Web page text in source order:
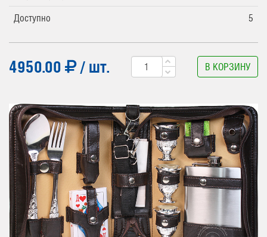
Доступно
5
4950.00 / шт. В КОРЗИНУ